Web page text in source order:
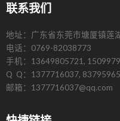
联系我们
地址：广东省东莞市塘厦镇莲
电话：0769-82038773
手机：13649805721,
Q Q：1377716037,
邮箱：1377716037@qq.com